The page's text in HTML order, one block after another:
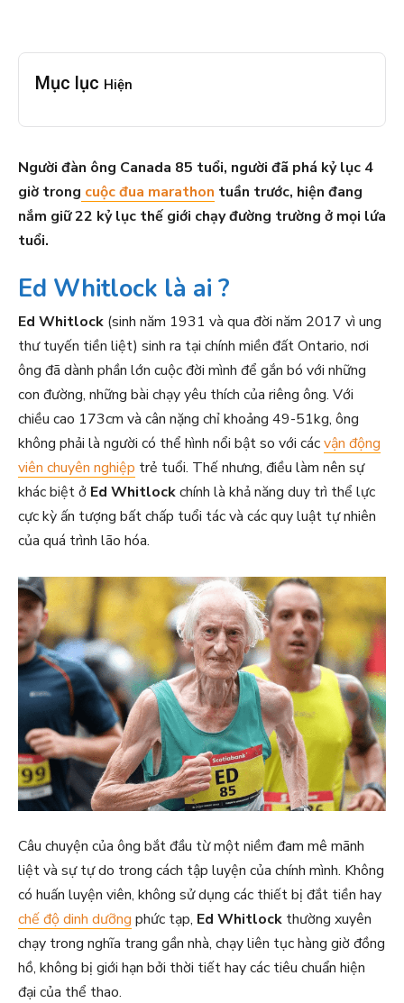
Mục lục Hiện
Người đàn ông Canada 85 tuổi, người đã phá kỷ lục 4
giờ trong cuộc đua marathon tuần trước, hiện đang
nắm giữ 22 kỷ lục thế giới chạy đường trường ở mọi lứa
tuổi.
Ed Whitlock là ai ?
Ed Whitlock (sinh năm 1931 và qua đời năm 2017 vì ung
thư tuyến tiền liệt) sinh ra tại chính miền đất Ontario, nơi
ông đã dành phần lớn cuộc đời mình để gắn bó với những
con đường, những bài chạy yêu thích của riêng ông. Với
chiều cao 173cm và cân nặng chỉ khoảng 49-51kg, ông
không phải là người có thể hình nổi bật so với cácvận động
viên chuyên nghiệp trẻ tuổi. Thế nhưng, điều làm nên sự
khác biệt ở Ed Whitlockchính là khả năng duy trì thể lực
cực kỳ ấn tượng bất chấp tuổi tác và các quy luật tự nhiên
của quá trình lão hóa.
Câu chuyện của ông bắt đầu từ một niềm đam mê mãnh
liệt và sự tự do trong cách tập luyện của chính mình. Không
có huấn luyện viên, không sử dụng các thiết bị đắt tiền hay
chế độ dinh dưỡng phức tạp, Ed Whitlock thường xuyên
chạy trong nghĩa trang gần nhà, chạy liên tục hàng giờ đồng
hồ, không bị giới hạn bởi thời tiết hay các tiêu chuẩn hiện
đại của thể thao.